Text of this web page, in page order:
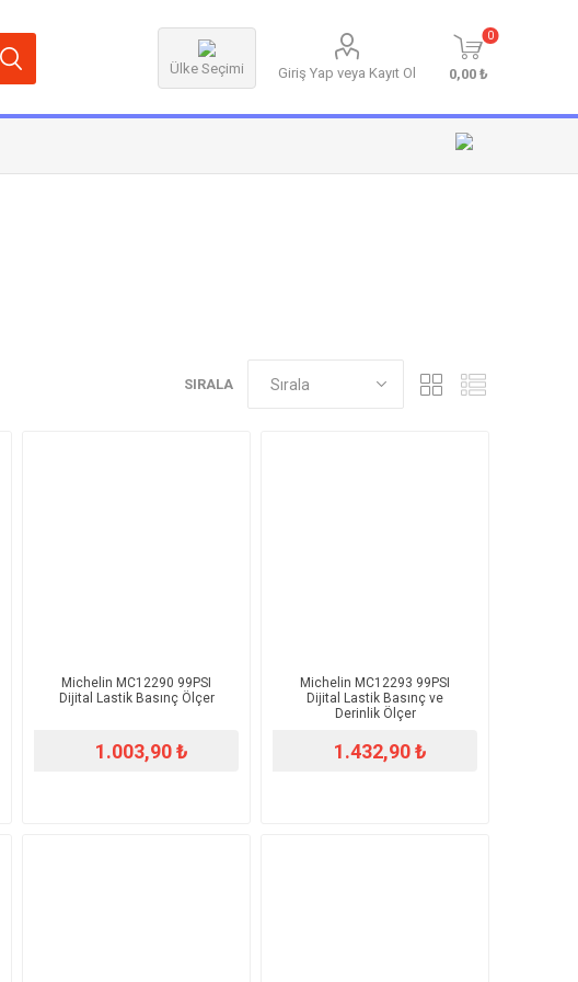
Ülke Seçimi Giriş Yap veya Kayıt Ol
0
0,00 ₺
SIRALA
Michelin MC12290 99PSI
Dijital Lastik Basınç Ölçer
1.003,90 ₺
Michelin MC12293 99PSI
Dijital Lastik Basınç ve
Derinlik Ölçer
1.432,90 ₺